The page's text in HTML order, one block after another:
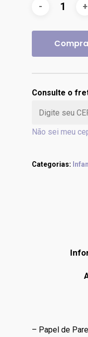
Consulte o
Não sei meu
Categorias:
– Papel de